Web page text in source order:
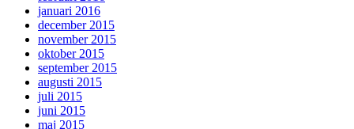
januari 2016
december 2015
november 2015
oktober 2015
september 2015
augusti 2015
juli 2015
juni 2015
maj 2015